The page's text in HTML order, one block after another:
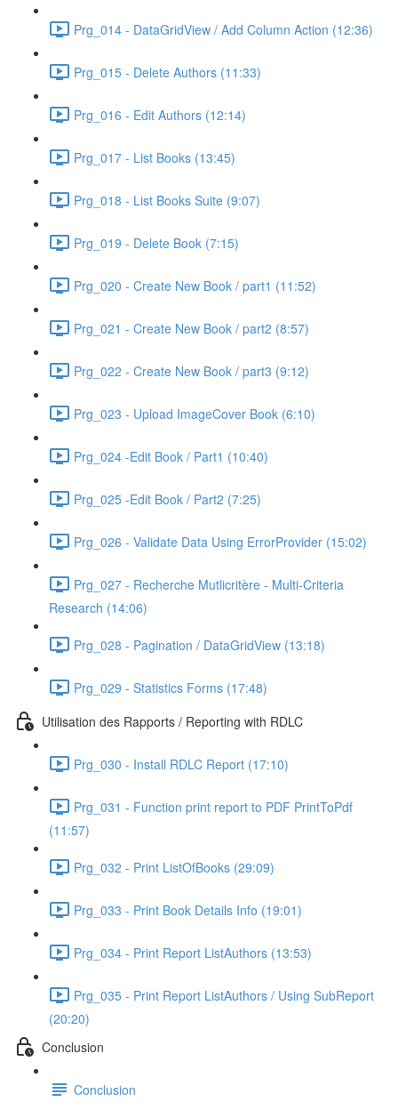
Prg_014 - DataGridView / Add Column Action (12:36)
Prg_015 - Delete Authors (11:33)
Prg_016 - Edit Authors (12:14)
Prg_017 - List Books (13:45)
Prg_018 - List Books Suite (9:07)
Prg_019 - Delete Book (7:15)
Prg_020 - Create New Book / part1 (11:52)
Prg_021 - Create New Book / part2 (8:57)
Prg_022 - Create New Book / part3 (9:12)
Prg_023 - Upload ImageCover Book (6:10)
Prg_024 -Edit Book / Part1 (10:40)
Prg_025 -Edit Book / Part2 (7:25)
Prg_026 - Validate Data Using ErrorProvider (15:02)
Prg_027 - Recherche Mutlicritère - Multi-Criteria
Research (14:06)
Prg_028 - Pagination / DataGridView (13:18)
Prg_029 - Statistics Forms (17:48)
Utilisation des Rapports / Reporting with RDLC
Prg_030 - Install RDLC Report (17:10)
Prg_031 - Function print report to PDF PrintToPdf
(11:57)
Prg_032 - Print ListOfBooks (29:09)
Prg_033 - Print Book Details Info (19:01)
Prg_034 - Print Report ListAuthors (13:53)
Prg_035 - Print Report ListAuthors / Using SubReport
(20:20)
Conclusion
Conclusion